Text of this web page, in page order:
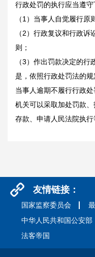
行政处罚的执行应当遵守
（1）当事人自觉履行原
（2）行政复议和行政
则；
（3）作出罚款决定的
是，依照行政处罚法的规
当事人逾期不履行行政
机关可以采取加处罚款
存款、申请人民法院执行
友情链接：
国家监察委员会
中华人民共和国公安部
法客帝国